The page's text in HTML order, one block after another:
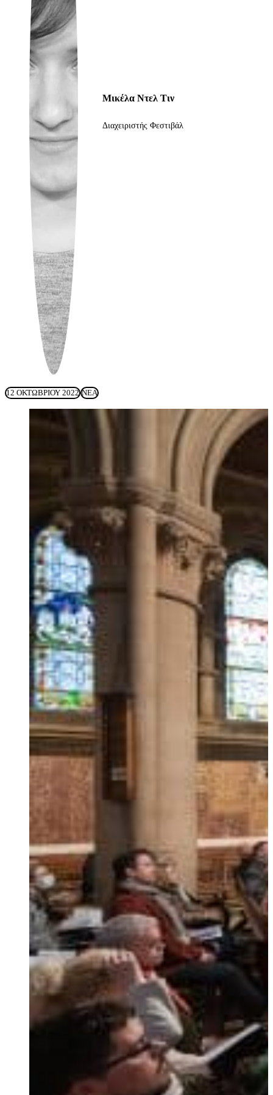
Ukrainian
Μικέλα Ντελ Τιν
Διαχειριστής Φεστιβάλ
12 ΟΚΤΩΒΡΊΟΥ 2022 ΝΈΑ